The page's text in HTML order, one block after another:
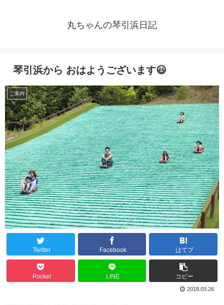
丸ちゃんの琴引浜日記
琴引浜から おはようございます😃
ご案内
Twitter Facebook はてブ
Pocket LINE コピー
2018.03.26